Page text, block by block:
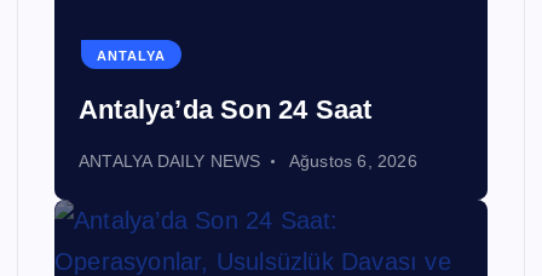
ANTALYA
Antalya’da Son 24 Saat
ANTALYA DAILY NEWS Ağustos 6, 2026